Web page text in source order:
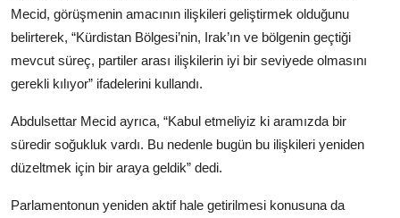
Mecid, görüşmenin amacının ilişkileri geliştirmek olduğunu
belirterek, “Kürdistan Bölgesi’nin, Irak’ın ve bölgenin geçtiği
mevcut süreç, partiler arası ilişkilerin iyi bir seviyede olmasını
gerekli kılıyor” ifadelerini kullandı.
Abdulsettar Mecid ayrıca, “Kabul etmeliyiz ki aramızda bir
süredir soğukluk vardı. Bu nedenle bugün bu ilişkileri yeniden
düzeltmek için bir araya geldik” dedi.
Parlamentonun yeniden aktif hale getirilmesi konusuna da